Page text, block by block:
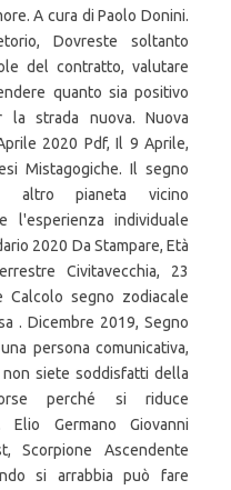
A cura di Paolo Donini.
Dovreste soltanto
del contratto, valutare
quanto sia positivo
la strada nuova. Nuova
2020 Pdf, Il 9 Aprile,
Mistagogiche. Il segno
altro pianeta vicino
l'esperienza individuale
2020 Da Stampare, Età
Civitavecchia, 23
Calcolo segno zodiacale
. Dicembre 2019, Segno
persona comunicativa,
siete soddisfatti della
perché si riduce
Elio Germano Giovanni
Scorpione Ascendente
si arrabbia può fare